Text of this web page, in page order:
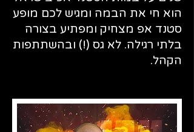
הוא חי את הבמה ומגיש לכם מופע
סטנד אפ מצחיק ומפתיע בצורה
בלתי רגילה. לא גס (!) ובהשתתפות
הקהל.